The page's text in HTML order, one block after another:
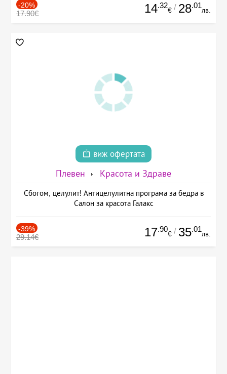
-20%
17.90€ 14.32
€ / 28.01
лв.
виж офертата
Плевен Красота и Здраве
Сбогом, целулит! Антицелулитна програма за бедра в
Салон за красота Галакс
-39%
29.14€ 17.90
€ / 35.01
лв.